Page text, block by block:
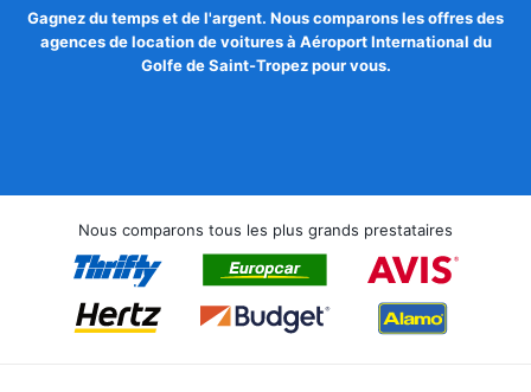
Gagnez du temps et de l'argent. Nous comparons les offres des
agences de location de voitures à Aéroport International du
Golfe de Saint-Tropez pour vous.
Nous comparons tous les plus grands prestataires